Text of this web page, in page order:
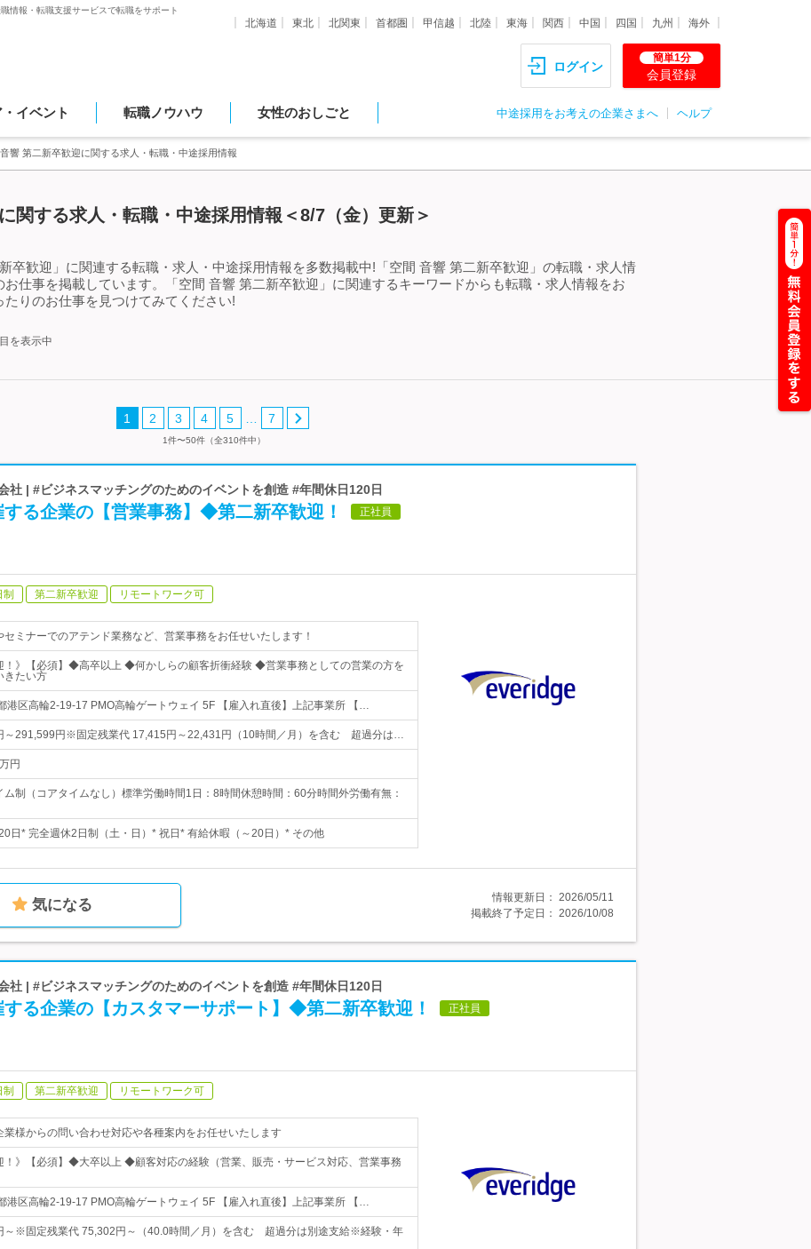
情報・転職支援サービスで転職をサポート
北海道 東北 北関東 首都圏 甲信越 北陸 東海 関西 中国 四国 九州 海外
ログイン
簡単1分
会員登録
イベント 転職ノウハウ 女性のおしごと 中途採用をお考えの企業さまへ ヘルプ
響 第二新卒歓迎に関する求人・転職・中途採用情報
関する求人・転職・中途採用情報＜8/7（金）更新＞
卒歓迎」に関連する転職・求人・中途採用情報を多数掲載中!「空間 音響 第二新卒歓迎」の転職・求人情
仕事を掲載しています。「空間 音響 第二新卒歓迎」に関連するキーワードからも転職・求人情報をお
りのお仕事を見つけてみてください!
を表示中
1 2 3 4 5 7
1件〜50件（全310件中）
社 | #ビジネスマッチングのためのイベントを創造 #年間休日120日
する企業の【営業事務】◆第二新卒歓迎！ 正社員
第二新卒歓迎 リモートワーク可
セミナーでのアテンド業務など、営業事務をお任せいたします！
！》【必須】◆高卒以上 ◆何かしらの顧客折衝経験 ◆営業事務としての営業の方を
きたい方
港区高輪2-19-17 PMO高輪ゲートウェイ 5F 【雇入れ直後】上記事業所 【…
～291,599円※固定残業代 17,415円～22,431円（10時間／月）を含む 超過分は…
円
ム制（コアタイムなし）標準労働時間1日：8時間休憩時間：60分時間外労働有無：
日* 完全週休2日制（土・日）* 祝日* 有給休暇（～20日）* その他
気になる 情報更新日： 2026/05/11
掲載終了予定日： 2026/10/08
社 | #ビジネスマッチングのためのイベントを創造 #年間休日120日
する企業の【カスタマーサポート】◆第二新卒歓迎！ 正社員
第二新卒歓迎 リモートワーク可
業様からの問い合わせ対応や各種案内をお任せいたします
！》【必須】◆大卒以上 ◆顧客対応の経験（営業、販売・サービス対応、営業事務
港区高輪2-19-17 PMO高輪ゲートウェイ 5F 【雇入れ直後】上記事業所 【…
～※固定残業代 75,302円～（40.0時間／月）を含む 超過分は別途支給※経験・年